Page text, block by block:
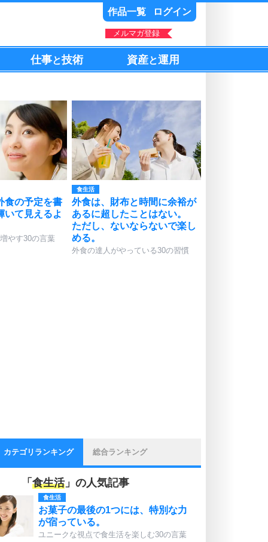
作品一覧 ログイン
メルマガ登録
仕事と技術 資産と運用
食の予定を書
いて見えるよ
やす30の言葉
食生活
外食は、財布と時間に余裕が
あるに超したことはない。
ただし、ないならないで楽し
める。
外食の達人がやっている30の習慣
カテゴリランキング 総合ランキング
「 食生活」の人気記事
食生活
お菓子の最後の1つには、特別な力
が宿っている。
ユニークな視点で食生活を楽しむ30の言葉